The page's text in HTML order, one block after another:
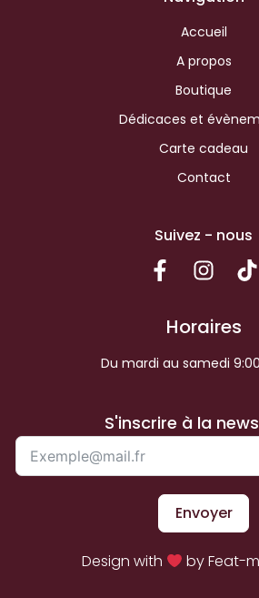
Accueil
A propos
Boutique
Dédicaces et
Carte cadeau
Contact
Suivez - nous
Horaires
Du mardi au samedi
S'inscrire à la
Envoyer
Design with by Feat-